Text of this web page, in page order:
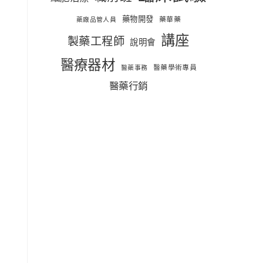
藥廠品管人員 藥物開發 藥華藥
製藥工程師 說明會 講座
醫療器材 醫藥事務 醫藥學術專員
醫藥行銷